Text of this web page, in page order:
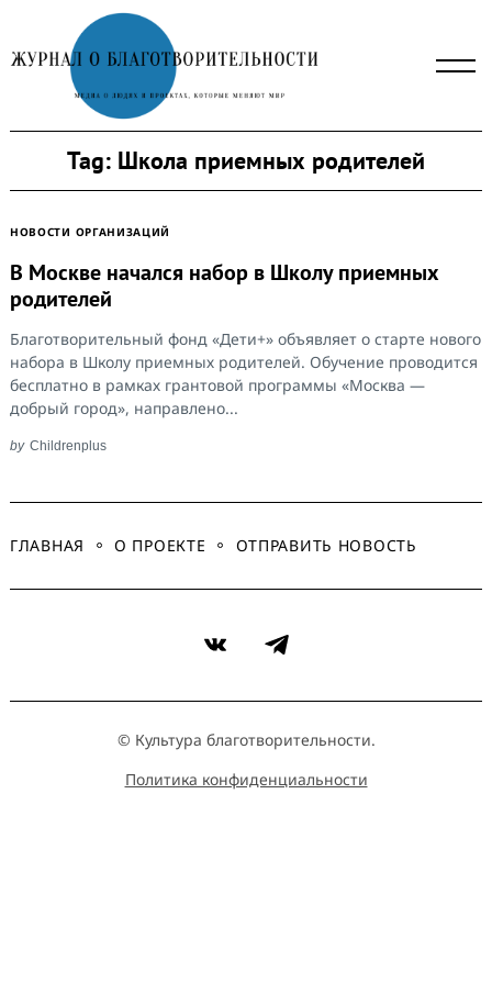
to
content
Tag: Школа приемных родителей
НОВОСТИ ОРГАНИЗАЦИЙ
В Москве начался набор в Школу приемных
родителей
Благотворительный фонд «Дети+» объявляет о старте нового
набора в Школу приемных родителей. Обучение проводится
бесплатно в рамках грантовой программы «Москва —
добрый город», направлено...
by Childrenplus
ГЛАВНАЯ О ПРОЕКТЕ ОТПРАВИТЬ НОВОСТЬ
VK Telegram
© Культура благотворительности.
Политика конфиденциальности
Search